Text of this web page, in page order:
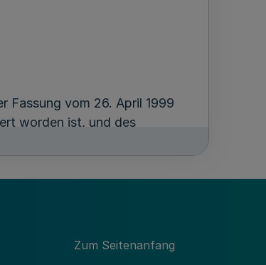
Fassung vom 26. April 1999
worden ist, und des
dieses
Städteregion Aachen
entscheidet die jeweilige
Zum Seitenanfang